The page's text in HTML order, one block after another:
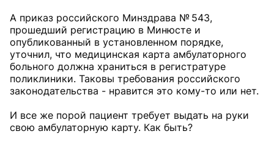
А приказ российского Минздрава № 543,
прошедший регистрацию в Минюсте и
опубликованный в установленном порядке,
уточнил, что медицинская карта амбулаторного
больного должна храниться в регистратуре
поликлиники. Таковы требования российского
законодательства - нравится это кому-то или нет.
И все же порой пациент требует выдать на руки
свою амбулаторную карту. Как быть?